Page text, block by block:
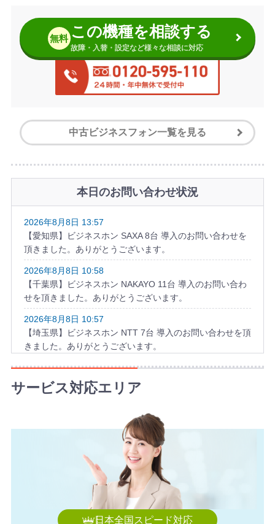
無料 この機種を相談する
故障・入替・設定など様々な相談に対応
中古ビジネスフォン一覧を見る
本日のお問い合わせ状況
2026年8月8日 13:57
【愛知県】ビジネスホン SAXA 8台 導入のお問い合わせを
頂きました。ありがとうございます。
2026年8月8日 10:58
【千葉県】ビジネスホン NAKAYO 11台 導入のお問い合わ
せを頂きました。ありがとうございます。
2026年8月8日 10:57
【埼玉県】ビジネスホン NTT 7台 導入のお問い合わせを頂
きました。ありがとうございます。
2026年8月8日 09:56
【千葉県】ビジネスフォン SAXA 8台 導入のお問い合わせ
を頂きました。ありがとうございます。
【長野県】ビジネスホン HITACHI 14台 導入のお問い合わ
せを頂きました。ありがとうございます。
サービス対応エリア
日本全国スピード対応